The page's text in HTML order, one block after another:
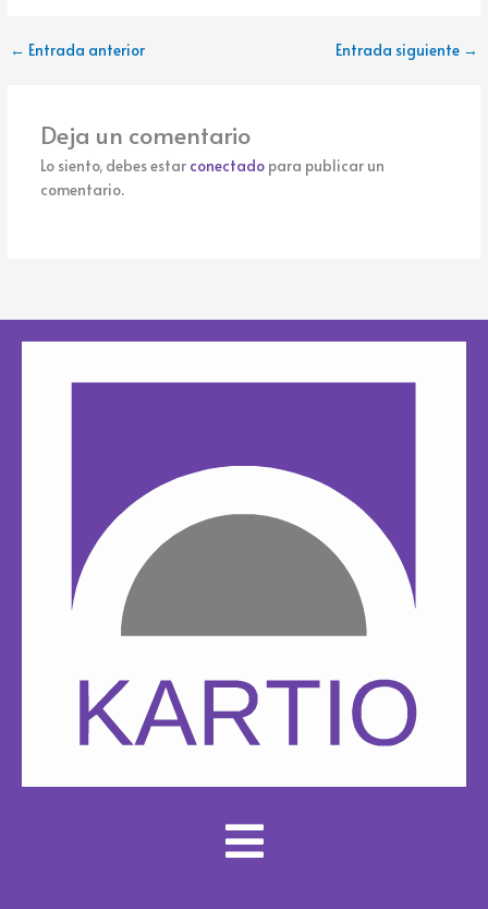
← Entrada anterior Entrada siguiente →
Deja un comentario
Lo siento, debes estar conectadopara publicar un
comentario.